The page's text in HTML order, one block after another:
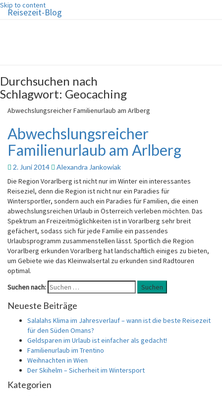
Skip to content
Reisezeit-Blog
Durchsuchen nach
Schlagwort: Geocaching
Abwechslungsreicher Familienurlaub am Arlberg
Abwechslungsreicher
Familienurlaub am Arlberg
2. Juni 2014 Alexandra Jankowiak
Die Region Vorarlberg ist nicht nur im Winter ein interessantes
Reiseziel, denn die Region ist nicht nur ein Paradies für
Wintersportler, sondern auch ein Paradies für Familien, die einen
abwechslungsreichen Urlaub in Österreich verleben möchten. Das
Spektrum an Freizeitmöglichkeiten ist in Vorarlberg sehr breit
gefächert, sodass sich für jede Familie ein passendes
Urlaubsprogramm zusammenstellen lässt. Sportlich die Region
Vorarlberg erkunden Vorarlberg hat landschaftlich einiges zu bieten,
um Gebiete wie das Kleinwalsertal zu erkunden sind Radtouren
optimal.
Suchen nach:
Suchen
Neueste Beiträge
Salalahs Klima im Jahresverlauf – wann ist die beste Reisezeit
für den Süden Omans?
Geldsparen im Urlaub ist einfacher als gedacht!
Familienurlaub im Trentino
Weihnachten in Wien
Der Skihelm – Sicherheit im Wintersport
Kategorien